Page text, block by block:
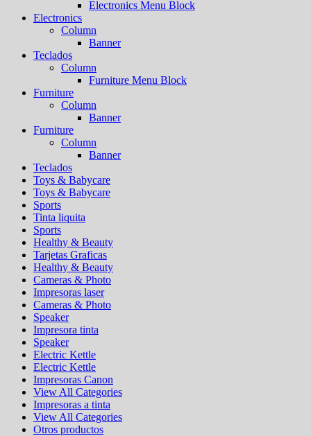
Electronics Menu Block
Electronics
Column
Banner
Teclados
Column
Furniture Menu Block
Furniture
Column
Banner
Furniture
Column
Banner
Teclados
Toys & Babycare
Toys & Babycare
Sports
Tinta liquita
Sports
Healthy & Beauty
Tarjetas Graficas
Healthy & Beauty
Cameras & Photo
Impresoras laser
Cameras & Photo
Speaker
Impresora tinta
Speaker
Electric Kettle
Electric Kettle
Impresoras Canon
View All Categories
Impresoras a tinta
View All Categories
Otros productos